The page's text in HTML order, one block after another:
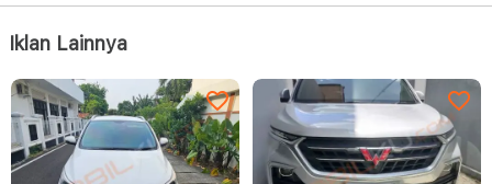
Iklan Lainnya